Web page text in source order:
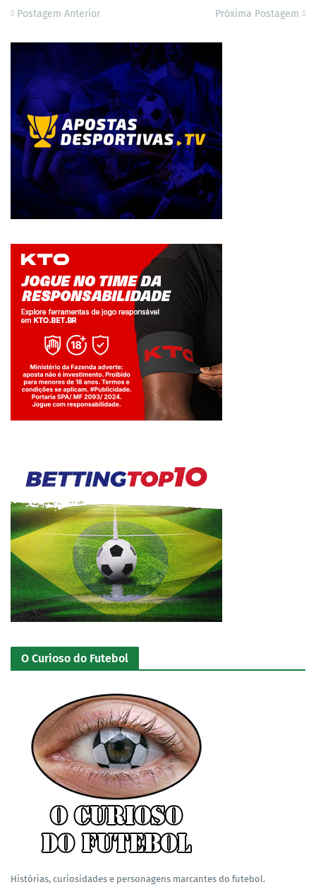
Postagem Anterior Próxima Postagem
Jogue com responsabilidade. 18+
O Curioso do Futebol
Histórias, curiosidades e personagens marcantes do futebol.